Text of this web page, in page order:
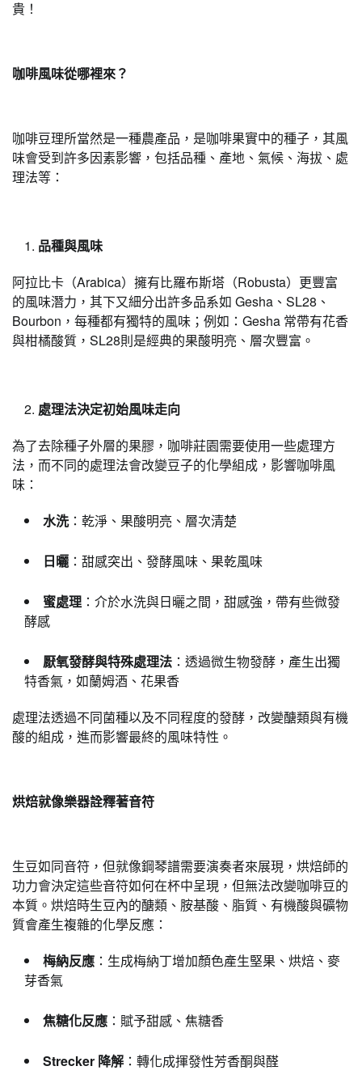
貴！
咖啡風味從哪裡來？
咖啡豆理所當然是一種農產品，是咖啡果實中的種子，其風
味會受到許多因素影響，包括品種、產地、氣候、海拔、處
理法等：
品種與風味
阿拉比卡（Arabica）擁有比羅布斯塔（Robusta）更豐富
的風味潛力，其下又細分出許多品系如 Gesha、SL28、
Bourbon，每種都有獨特的風味；例如：Gesha 常帶有花香
與柑橘酸質，SL28則是經典的果酸明亮、層次豐富。
處理法決定初始風味走向
為了去除種子外層的果膠，咖啡莊園需要使用一些處理方
法，而不同的處理法會改變豆子的化學組成，影響咖啡風
味：
水洗：乾淨、果酸明亮、層次清楚
日曬 ：甜感突出、發酵風味、果乾風味
蜜處理 ：介於水洗與日曬之間，甜感強，帶有些微發
酵感
厭氧發酵與特殊處理法 ：透過微生物發酵，產生出獨
特香氣，如蘭姆酒、花果香
處理法透過不同菌種以及不同程度的發酵，改變醣類與有機
酸的組成，進而影響最終的風味特性。
烘焙就像樂器詮釋著音符
生豆如同音符，但就像鋼琴譜需要演奏者來展現，烘焙師的
功力會決定這些音符如何在杯中呈現，但無法改變咖啡豆的
本質。烘焙時生豆內的醣類、胺基酸、脂質、有機酸與礦物
質會產生複雜的化學反應：
梅納反應 ：生成梅納丁增加顏色產生堅果、烘焙、麥
芽香氣
焦糖化反應 ：賦予甜感、焦糖香
Strecker 降解 ：轉化成揮發性芳香酮與醛